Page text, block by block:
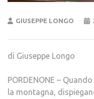
GIUSEPPE LONGO
di Giuseppe Longo
PORDENONE –
la montagna,